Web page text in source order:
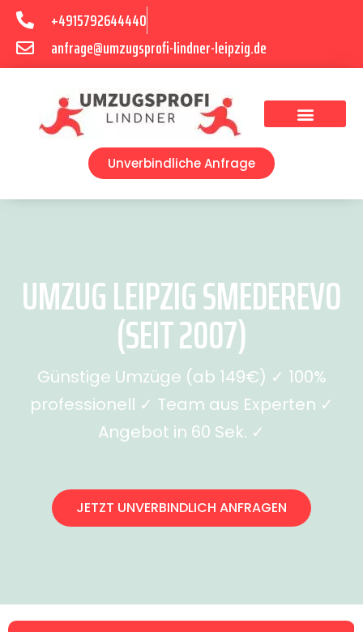
+4915792644440
anfrage@umzugsprofi-lindner-leipzig.de
Unverbindliche Anfrage
UMZUG LEIPZIG SMEDEREVO
(SEIT 2007)
Günstige Umzüge (ab 149€) ✓ 100%
professionell ✓ Team aus Experten ✓
Angebot in 60 Sek. ✓
JETZT UNVERBINDLICH ANFRAGEN